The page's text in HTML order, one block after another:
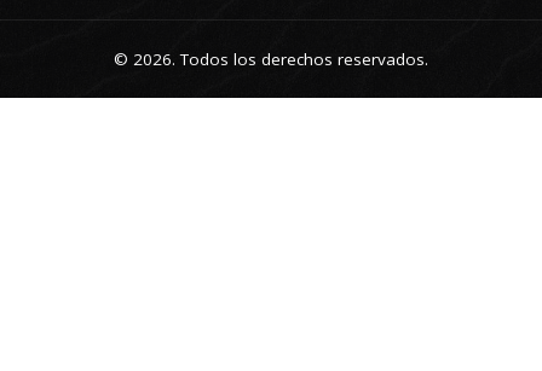
© 2026. Todos los derechos reservados.